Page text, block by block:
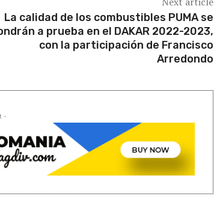
La calidad de los combustibles PUMA se
a prueba en el DAKAR 2022-2023,
con la participación de Francisco
Arredondo
-